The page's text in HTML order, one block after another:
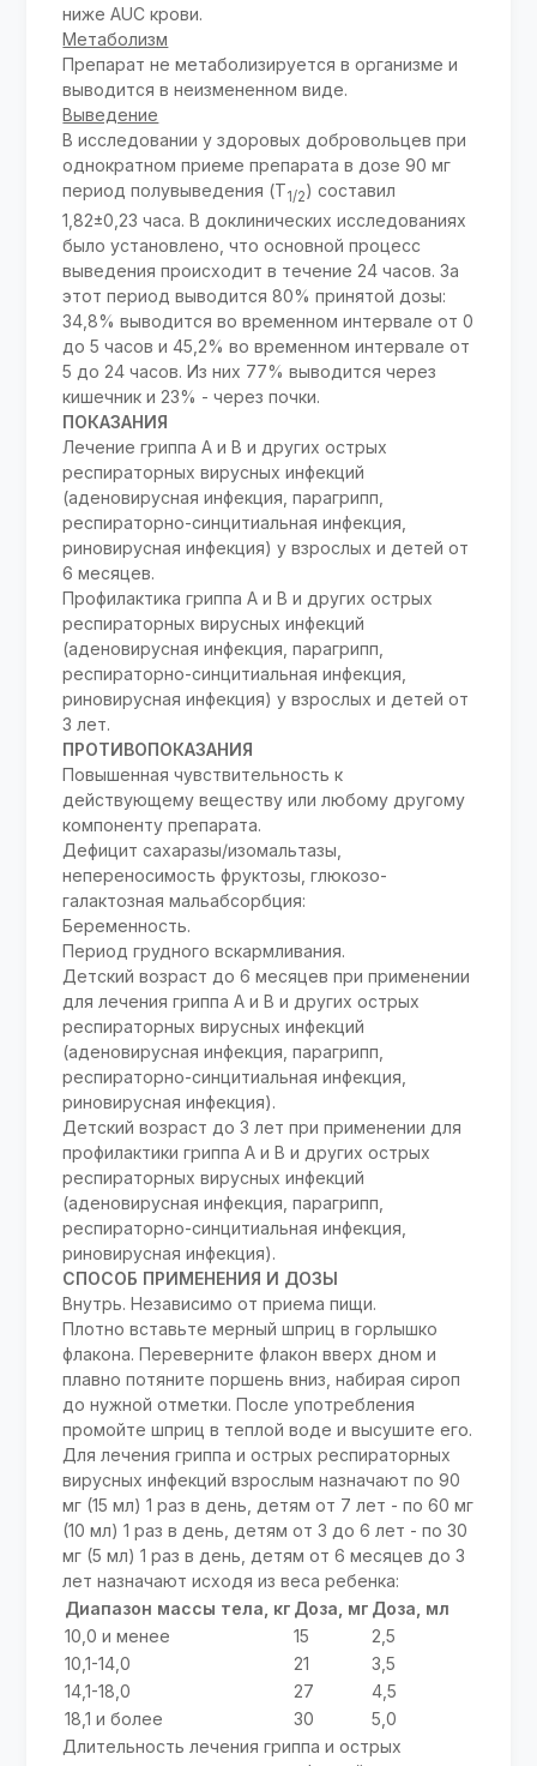
ниже AUC крови.
Метаболизм
Препарат не метаболизируется в организме и
выводится в неизмененном виде.
Выведение
В исследовании у здоровых добровольцев при
однократном приеме препарата в дозе 90 мг
пе­риод полувыведения (Т1/2) составил
1,82±0,23 часа. В доклинических исследованиях
было установлено, что основной процесс
выведения происходит в течение 24 часов. За
этот период выводится 80% принятой дозы:
34,8% выводится во временном интервале от 0
до 5 часов и 45,2% во временном интервале от
5 до 24 часов. Из них 77% выводится через
кишечник и 23% - через почки.
ПОКАЗАНИЯ
Лечение гриппа А и В и других острых
респираторных вирусных инфекций
(аденовирусная инфекция, парагрипп,
респираторно-синцитиальная инфекция,
риновирусная инфекция) у взрослых и детей от
6 месяцев.
Профилактика гриппа А и В и других острых
респираторных вирусных инфекций
(аденовирусная инфекция, парагрипп,
респираторно-синцитиальная инфекция,
риновирусная инфекция) у взрослых и детей от
3 лет.
ПРОТИВОПОКАЗАНИЯ
Повышенная чувствительность к
действующему веществу или любому другому
компоненту препарата.
Дефицит сахаразы/изомальтазы,
непереносимость фруктозы, глюкозо-
галактозная мальабсорбция:
Беременность.
Период грудного вскармливания.
Детский возраст до 6 месяцев при применении
для лечения гриппа А и В и других острых
респираторных вирусных инфекций
(аденовирусная инфекция, парагрипп,
респираторно-синцитиальная инфекция,
риновирусная инфекция).
Детский возраст до 3 лет при применении для
профилактики гриппа А и В и других острых
респираторных вирусных инфекций
(аденовирусная инфекция, парагрипп,
респираторно-синцитиальная инфекция,
риновирусная инфекция).
СПОСОБ ПРИМЕНЕНИЯ И ДОЗЫ
Внутрь. Независимо от приема пищи.
Плотно вставьте мерный шприц в горлышко
флакона. Переверните флакон вверх дном и
плавно потяните поршень вниз, набирая сироп
до нужной отметки. После употребления
промойте шприц в теплой воде и высушите его.
Для лечения гриппа и острых респираторных
вирусных инфекций взрослым назначают по 90
мг (15 мл) 1 раз в день, детям от 7 лет - по 60 мг
(10 мл) 1 раз в день, детям от 3 до 6 лет - по 30
мг (5 мл) 1 раз в день, детям от 6 месяцев до 3
лет назначают исходя из веса ребенка:
Диапазон массы тела, кг Доза, мг Доза, мл
10,0 и менее
15
2,5
10,1-14,0
21
3,5
14,1-18,0
27
4,5
18,1 и более
30
5,0
Длительность лечения гриппа и острых